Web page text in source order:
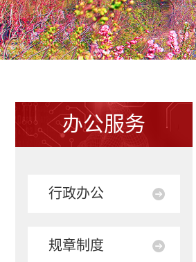
办公服务
行政办公
规章制度